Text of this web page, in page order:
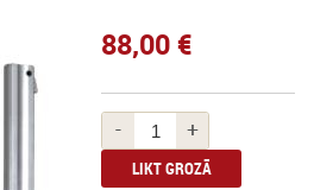
88,00 €
- +